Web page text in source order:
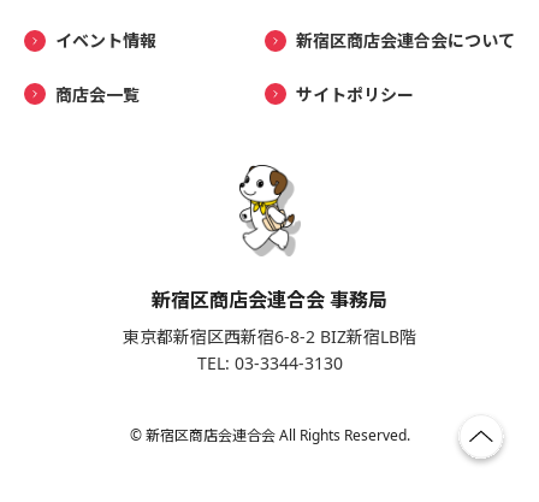
イベント情報 新宿区商店会連合会について
商店会一覧 サイトポリシー
新宿区商店会連合会 事務局
東京都新宿区西新宿6-8-2 BIZ新宿LB階
TEL: 03-3344-3130
© 新宿区商店会連合会 All Rights Reserved.